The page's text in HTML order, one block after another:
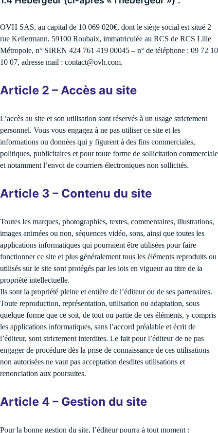
OVH SAS, au capital de 10 069 020€, dont le siège social est situé 2
rue Kellermann, 59100 Roubaix, immatriculée au RCS de RCS Lille
Métropole, n° SIREN 424 761 419 00045 – n° de téléphone : 09 72 10
10 07, adresse mail : contact@ovh.com.
Article 2 – Accès au site
L’accès au site et son utilisation sont réservés à un usage strictement
personnel. Vous vous engagez à ne pas utiliser ce site et les
informations ou données qui y figurent à des fins commerciales,
politiques, publicitaires et pour toute forme de sollicitation commerciale
et notamment l’envoi de courriers électroniques non sollicités.
Article 3 – Contenu du site
Toutes les marques, photographies, textes, commentaires, illustrations,
images animées ou non, séquences vidéo, sons, ainsi que toutes les
applications informatiques qui pourraient être utilisées pour faire
fonctionner ce site et plus généralement tous les éléments reproduits ou
utilisés sur le site sont protégés par les lois en vigueur au titre de la
propriété intellectuelle.
Ils sont la propriété pleine et entière de l’éditeur ou de ses partenaires.
Toute reproduction, représentation, utilisation ou adaptation, sous
quelque forme que ce soit, de tout ou partie de ces éléments, y compris
les applications informatiques, sans l’accord préalable et écrit de
l’éditeur, sont strictement interdites. Le fait pour l’éditeur de ne pas
engager de procédure dès la prise de connaissance de ces utilisations
non autorisées ne vaut pas acceptation desdites utilisations et
renonciation aux poursuites.
Article 4 – Gestion du site
Pour la bonne gestion du site, l’éditeur pourra à tout moment :